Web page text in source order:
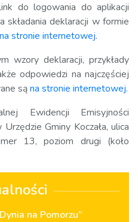
do logowania do aplikacji
składania deklaracji w formie
na stronie internetowej.
wzory deklaracji, przykłady
odpowiedzi na najczęściej
sąna stronie internetowej.
Ewidencji Emisyjności
Gminy Koczała, ulica
13, poziom drugi (koło
na Pomorzu”